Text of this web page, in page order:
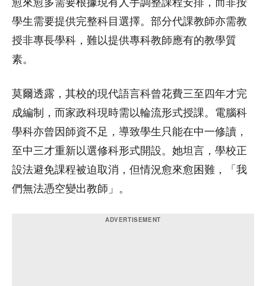
愈來愈多需要根據現有人手調整課程安排，而非按
學生需要提供完整科目選擇。部分代課教師亦需教
授非專長學科，難以提供專科教師應有的教學質
素。
莫爾透露，其校的現代語言科曾花費三至四年才完
成編制，而家政科現時需以輪流形式授課。電腦科
學科亦曾因師資不足，導致學生只能在中一修讀，
至中三才重新以選修科形式開設。她坦言，學校正
設法避免課程被迫取消，但情況愈來愈困難，「我
們無法憑空變出教師」。